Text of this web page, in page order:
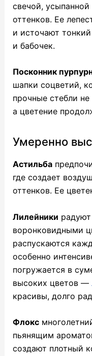
свечой,
оттенков. Ее
и источают
и бабочек.
Посконник
шапки соцветий,
прочные стебли
а цветение
Умеренно
Астильба
где создает
оттенков. Ее
Лилейники
воронковидными
распускаются
особенно
погружается в
высоких цветов —
красивы, долго
Флокс
пьянящим
создают плотный